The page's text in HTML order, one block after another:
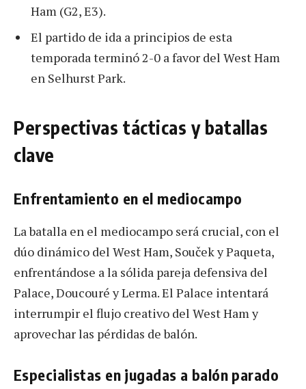
Ham (G2, E3).
El partido de ida a principios de esta
temporada terminó 2-0 a favor del West Ham
en Selhurst Park.
Perspectivas tácticas y batallas
clave
Enfrentamiento en el mediocampo
La batalla en el mediocampo será crucial, con el
dúo dinámico del West Ham, Souček y Paqueta,
enfrentándose a la sólida pareja defensiva del
Palace, Doucouré y Lerma. El Palace intentará
interrumpir el flujo creativo del West Ham y
aprovechar las pérdidas de balón.
Especialistas en jugadas a balón parado